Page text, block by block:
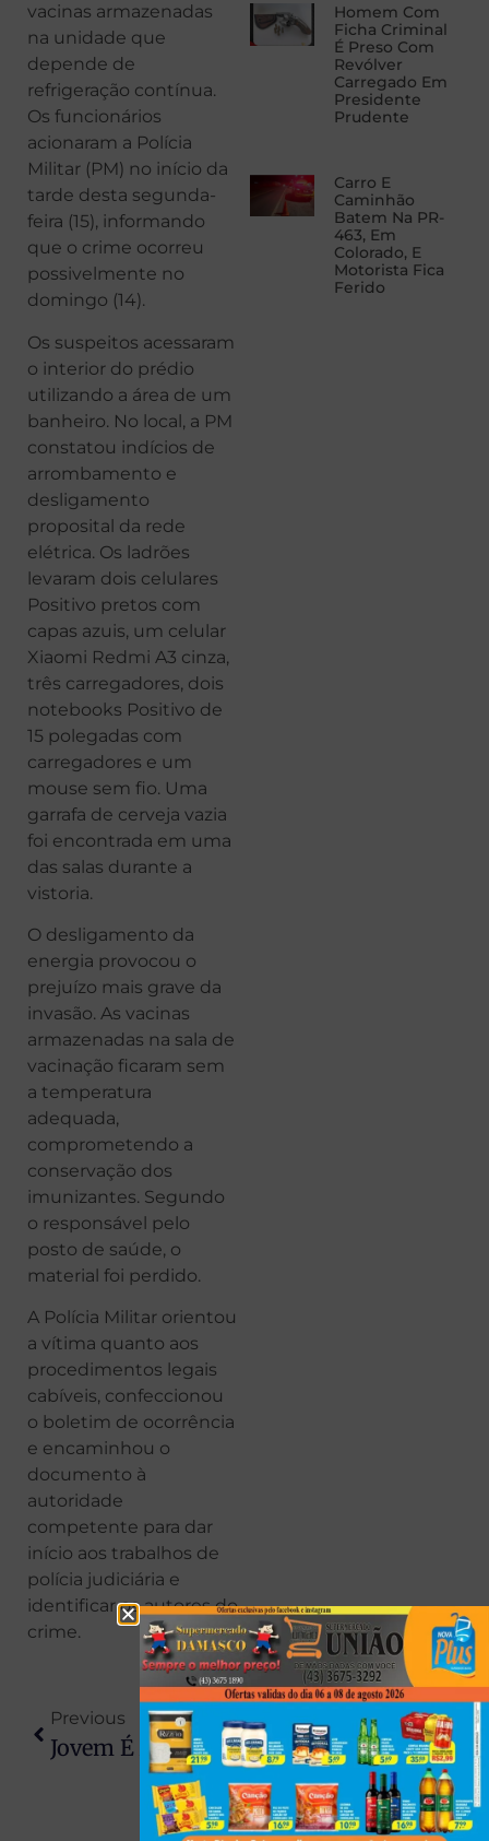
vacinas armazenadas
na unidade que
depende de
refrigeração contínua.
Os funcionários
acionaram a Polícia
Militar (PM) no início da
tarde desta segunda-
feira (15), informando
que o crime ocorreu
possivelmente no
domingo (14).
Os suspeitos acessaram
o interior do prédio
utilizando a área de um
banheiro. No local, a PM
constatou indícios de
arrombamento e
desligamento
proposital da rede
elétrica. Os ladrões
levaram dois celulares
Positivo pretos com
capas azuis, um celular
Xiaomi Redmi A3 cinza,
três carregadores, dois
notebooks Positivo de
15 polegadas com
carregadores e um
mouse sem fio. Uma
garrafa de cerveja vazia
foi encontrada em uma
das salas durante a
vistoria.
O desligamento da
energia provocou o
prejuízo mais grave da
invasão. As vacinas
armazenadas na sala de
vacinação ficaram sem
a temperatura
adequada,
comprometendo a
conservação dos
imunizantes. Segundo
o responsável pelo
posto de saúde, o
material foi perdido.
A Polícia Militar orientou
a vítima quanto aos
procedimentos legais
cabíveis, confeccionou
o boletim de ocorrência
e encaminhou o
documento à
autoridade
competente para dar
início aos trabalhos de
polícia judiciária e
identificar os autores do
crime.
Homem Com
Ficha Criminal
É Preso Com
Revólver
Carregado Em
Presidente
Prudente
Carro E
Caminhão
Batem Na PR-
463, Em
Colorado, E
Motorista Fica
Ferido
Previous
Jovem É Atingida Por Galho Em Praça Do PR E Perde Movimento Das Pernas
Next
Ação Conjunta Entre PM E Polícia Civil Resulta Em Prisão Por Tráfico De Drogas Em Santo Inácio